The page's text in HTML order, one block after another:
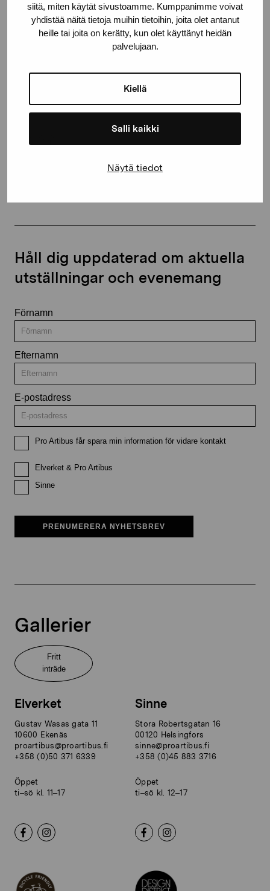
siitä, miten käytät sivustoamme. Kumppanimme voivat
yhdistää näitä tietoja muihin tietoihin, joita olet antanut
heille tai joita on kerätty, kun olet käyttänyt heidän
palvelujaan.
Kiellä
Salli kaikki
Näytä tiedot
Stiftelsen Pro Artibus
10600 Ekenäs
+358 (0)50 371 6339
Håll dig uppdaterad om aktuella
utställningar och evenemang
Förnamn
Efternamn
E-postadress
Pro Artibus får spara min information för vidare kontakt
Elverket & Pro Artibus
Sinne
PRENUMERERA NYHETSBREV
Gallerier
Fritt
inträde
Elverket
Gustav Wasas gata 11
10600 Ekenäs
proartibus@proartibus.fi
+358 (0)50 371 6339
Öppet
ti–sö kl. 11–17
Sinne
Stora Robertsgatan 16
00120 Helsingfors
sinne@proartibus.fi
+358 (0)45 883 3716
Öppet
ti–sö kl. 12–17